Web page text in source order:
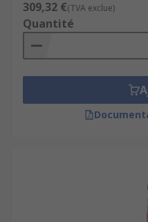
309,32 €(TVA exclue)
Quantité